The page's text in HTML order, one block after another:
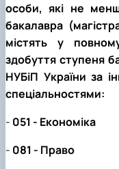
особи, які не
бакалавра
містять у
здобуття ступеня
НУБіП України за
спеціальностями:
- 051 - Економіка
- 081 - Право